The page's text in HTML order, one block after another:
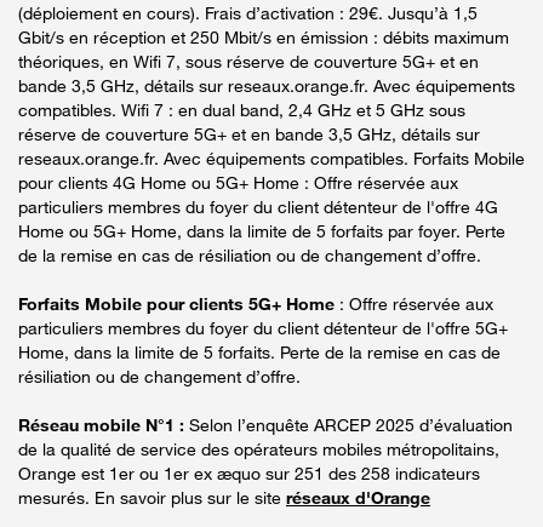
(déploiement en cours). Frais d’activation : 29€. Jusqu’à 1,5
Gbit/s en réception et 250 Mbit/s en émission : débits maximum
théoriques, en Wifi 7, sous réserve de couverture 5G+ et en
bande 3,5 GHz, détails sur reseaux.orange.fr. Avec équipements
compatibles. Wifi 7 : en dual band, 2,4 GHz et 5 GHz sous
réserve de couverture 5G+ et en bande 3,5 GHz, détails sur
reseaux.orange.fr. Avec équipements compatibles. Forfaits Mobile
pour clients 4G Home ou 5G+ Home : Offre réservée aux
particuliers membres du foyer du client détenteur de l'offre 4G
Home ou 5G+ Home, dans la limite de 5 forfaits par foyer. Perte
de la remise en cas de résiliation ou de changement d’offre.
Forfaits Mobile pour clients 5G+ Home : Offre réservée aux
particuliers membres du foyer du client détenteur de l'offre 5G+
Home, dans la limite de 5 forfaits. Perte de la remise en cas de
résiliation ou de changement d’offre.
Réseau mobile N°1 : Selon l’enquête ARCEP 2025 d’évaluation
de la qualité de service des opérateurs mobiles métropolitains,
Orange est 1er ou 1er ex æquo sur 251 des 258 indicateurs
mesurés. En savoir plus sur le site réseaux d'Orange